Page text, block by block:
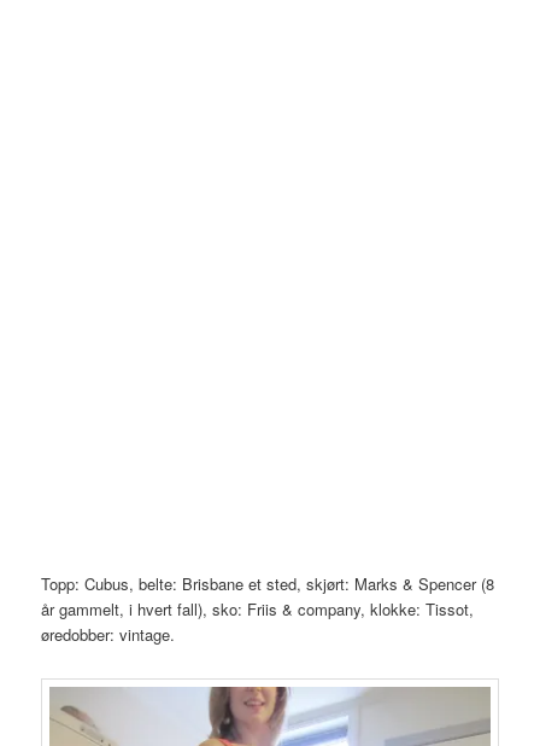
Topp: Cubus, belte: Brisbane et sted, skjørt: Marks & Spencer (8
år gammelt, i hvert fall), sko: Friis & company, klokke: Tissot,
øredobber: vintage.